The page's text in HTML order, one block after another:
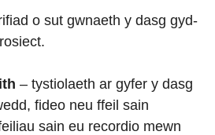
o sut gwnaeth y dasg gyd-
– tystiolaeth ar gyfer y dasg
fideo neu ffeil sain
sain eu recordio mewn